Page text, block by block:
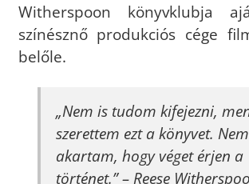
Witherspoon könyvklubja
színésznő produkciós cége
belőle.
„Nem is tudom kifejezni,
szerettem ezt a könyvet. Nem
akartam, hogy véget érjen a
történet.”– Reese